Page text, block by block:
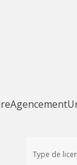
Agencement
Type de